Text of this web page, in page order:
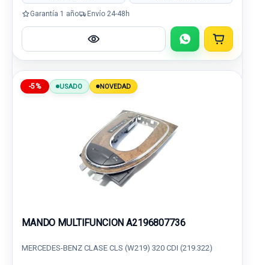
Garantía 1 año Envío 24-48h
-5% USADO NOVEDAD
MANDO MULTIFUNCION A2196807736
MERCEDES-BENZ CLASE CLS (W219) 320 CDI (219.322)